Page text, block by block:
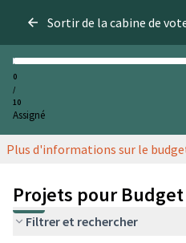
Sortir de la cabine de
0
/
10
Assigné
Plus d'informations sur le
Projets pour
Filtrer et rechercher